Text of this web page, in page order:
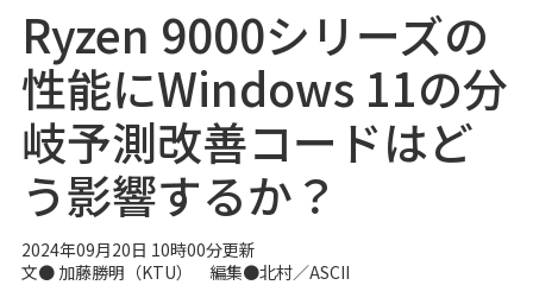
Ryzen 9000シリーズの
性能にWindows 11の分
岐予測改善コードはど
う影響するか？
2024年09月20日 10時00分更新
文● 加藤勝明（KTU） 編集●北村／ASCII